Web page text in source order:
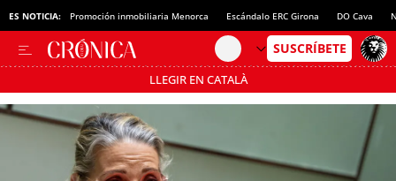
ES NOTICIA: Promoción inmobiliaria Menorca Escándalo ERC Girona DO Cava
LLEGIR EN CATALÀ
Pásate al MODO AHORRO